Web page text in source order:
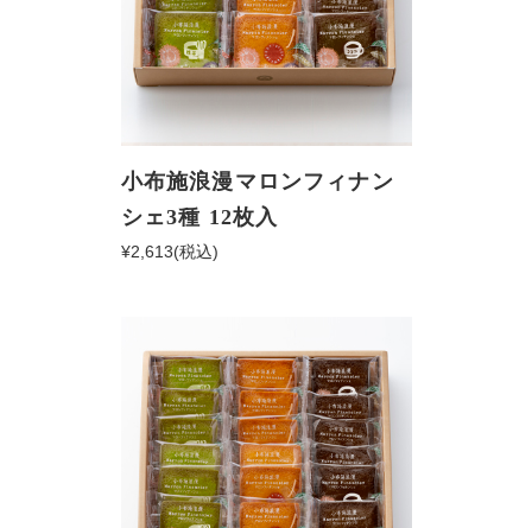
小布施浪漫マロンフィナン
シェ3種 12枚入
¥2,613(税込)